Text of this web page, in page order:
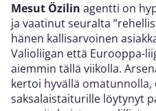
Mesut Özilin agentti on
ja vaatinut seuralta
hänen kallisarvoinen
Valioliigan että Eurooppa-
aiemmin tällä viikolla.
kertoi hyvällä omatunnolla,
saksalaistaiturille löytynyt